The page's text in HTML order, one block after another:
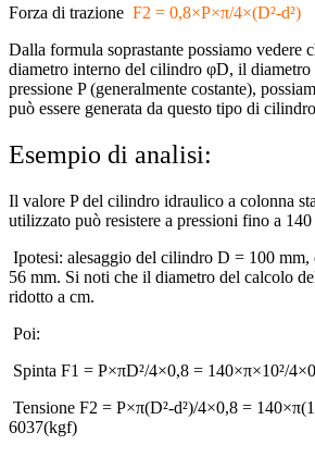
Forza di trazione F2 = 0,8×P×π/4×(D²-d²)
Dalla formula soprastante possiamo vedere
diametro interno del cilindro φD, il diametro
pressione P (generalmente costante),
può essere generata da questo tipo di
Esempio di analisi:
Il valore P del cilindro idraulico a colonna
utilizzato può resistere a pressioni fino a
Ipotesi: alesaggio del cilindro D = 100 mm,
56 mm. Si noti che il diametro del calcolo
ridotto a cm.
Poi:
Spinta F1 = P×πD²/4×0,8 = 140×π×10²/
Tensione F2 = P×π(D²-d²)/4×0,8 =
6037(kgf)